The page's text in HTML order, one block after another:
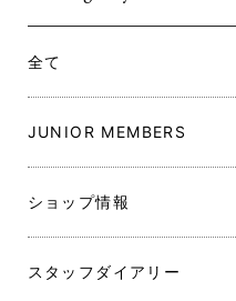
全て
JUNIOR MEMBERS
ショップ情報
スタッフダイアリー